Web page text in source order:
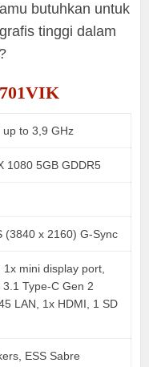
butuhkan untuk
tinggi dalam
up to 3,9 GHz
1080 5GB GDDR5
(3840 x 2160) G-Sync
1x mini display port,
Type-C Gen 2
LAN, 1x HDMI, 1 SD
ESS Sabre